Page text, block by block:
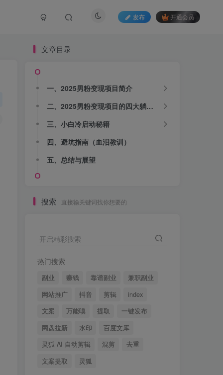
发布 开通会员
文章目录
一、2025男粉变现项目简介
二、2025男粉变现项目的四大躺赚姿势
三、小白冷启动秘籍
四、避坑指南（血泪教训）
五、总结与展望
搜索 直接输关键词找你想要的
开启精彩搜索
热门搜索
副业 赚钱 靠谱副业
兼职副业
网站推广
抖音 剪辑
index
文案
万能嗅 提取
一键发布
网盘拉新
水印
百度文库
灵狐 AI 自动剪辑
混剪
去重
文案提取
灵狐